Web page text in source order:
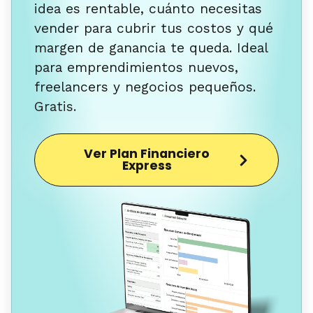
idea es rentable, cuánto necesitas
vender para cubrir tus costos y qué
margen de ganancia te queda. Ideal
para emprendimientos nuevos,
freelancers y negocios pequeños.
Gratis.
Ver Plan Financiero
Express